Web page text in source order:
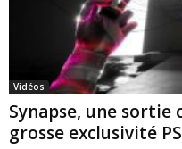
Vidéos
Synapse, une
grosse exclusivité